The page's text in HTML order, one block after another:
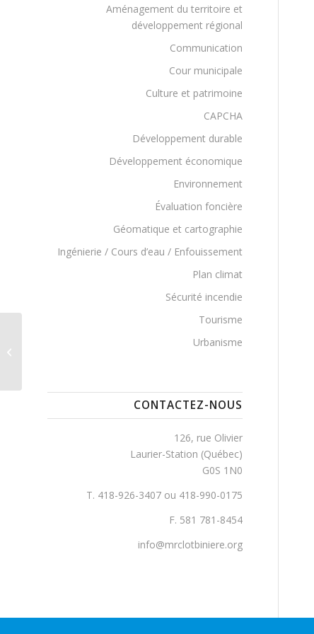
Aménagement du territoire et
développement régional
Communication
Cour municipale
Culture et patrimoine
CAPCHA
Développement durable
Développement économique
Environnement
Évaluation foncière
Géomatique et cartographie
Ingénierie / Cours d’eau / Enfouissement
Plan climat
Sécurité incendie
Tourisme
Urbanisme
CONTACTEZ-NOUS
126, rue Olivier
Laurier-Station (Québec)
G0S 1N0
T. 418-926-3407 ou 418-990-0175
F. 581 781-8454
info@mrclotbiniere.org